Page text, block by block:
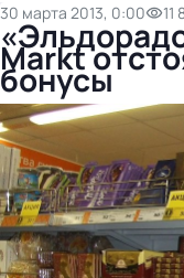
30 марта 2013, 0:00 11
Markt
бонусы